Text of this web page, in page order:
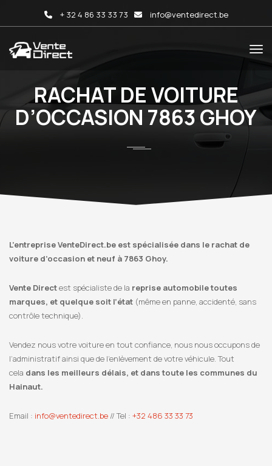
+ 32 4 86 33 33 73 info@ventedirect.be
RACHAT DE VOITURE
D’OCCASION 7863 GHOY
L’entreprise VenteDirect.be est spécialisée dans le rachat de
voiture d’occasion et neuf à 7863 Ghoy.
Vente Directest spécialiste de la reprise automobile toutes
marques, et quelque soit l’état (même en panne, accidenté, sans
contrôle technique).
Vendez nous votre voiture en tout confiance, nous nous occupons de
l’administratif ainsi que de l’enlèvement de votre véhicule. Tout
cela dans les meilleurs délais, et dans toute les communes du
Hainaut.
Email : info@ventedirect.be // Tel : +32 486 33 33 73